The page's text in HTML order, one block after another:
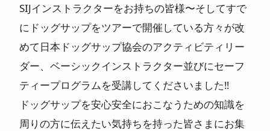
SIJインストラクターをお持ちの皆様〜そしてすで
にドッグサップをツアーで開催している方々が改
めて日本ドッグサップ協会のアクティビティリー
ダー、ベーシックインストラクター並びにセーフ
ティープログラムを受講してくださいました‼️
ドッグサップを安心安全におこなうための知識を
周りの方に伝えたい気持ちを持った皆さまにお集